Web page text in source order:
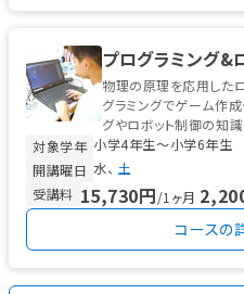
プログラミング&
物理の原理を応用した
グラミングでゲーム作
グやロボット制御の知
ではビジュアルプログラ
対象学年 小学4年生〜小学6年生
開講曜日 水
土
受講料 15,730円/1ヶ月
コースの